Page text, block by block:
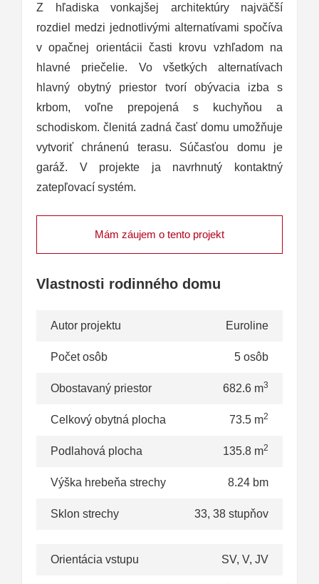
Z hľadiska vonkajšej architektúry najväčší
rozdiel medzi jednotlivými alternatívami spočíva
v opačnej orientácii časti krovu vzhľadom na
hlavné priečelie. Vo všetkých alternatívach
hlavný obytný priestor tvorí obývacia izba s
krbom, voľne prepojená s kuchyňou a
schodiskom. členitá zadná časť domu umožňuje
vytvoriť chránenú terasu. Súčasťou domu je
garáž. V projekte ja navrhnutý kontaktný
zatepľovací systém.
Mám záujem o tento projekt
Vlastnosti rodinného domu
Autor projektu Euroline
Počet osôb 5 osôb
Obostavaný priestor 682.6 m3
Celkový obytná plocha 73.5 m2
Podlahová plocha 135.8 m2
Výška hrebeňa strechy 8.24 bm
Sklon strechy 33, 38 stupňov
Orientácia vstupu SV, V, JV